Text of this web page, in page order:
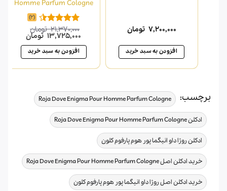
7,200,000 تومان
افزودن به سبد خرید
Homme Parfum Cologne
امتیاز4.50
از 5
(2)
21,370,000 تومان
قیمت
اصلی
21,370,000 تومان
بود.
13,725,000 تومانقیمت
فعلی
است.
افزودن به سبد خرید
برچسب: Roja Dove Enigma Pour Homme Parfum Cologne
,
ادکلن Roja Dove Enigma Pour Homme Parfum Cologne ,
ادکلن روژا داو انیگما پور هوم پارفوم کلون ,
خرید ادکلن اصل Roja Dove Enigma Pour Homme Parfum Cologne ,
خرید ادکلن اصل روژا داو انیگما پور هوم پارفوم کلون ,